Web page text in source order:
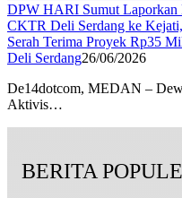
DPW HARI Sumut Laporkan
CKTR Deli Serdang ke
Serah Terima Proyek Rp35
Deli Serdang26/06/2026
De14dotcom, MEDAN –
Aktivis…
BERITA